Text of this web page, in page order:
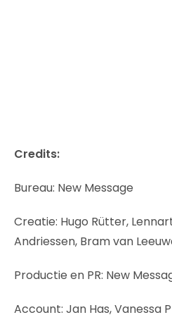
Credits:
Bureau: New Message
Creatie: Hugo Rütter,
Andriessen, Bram van
Productie en PR: New
Account: Jan Has, Vanessa